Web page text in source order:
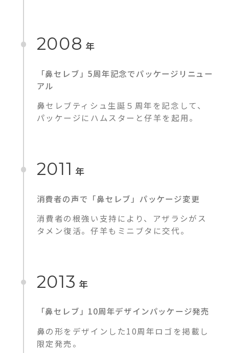
2008 年
「鼻セレブ」5周年記念でパッケージリニュー
アル
鼻セレブティシュ生誕５周年を記念して、
パッケージにハムスターと仔羊を起用。
2011 年
消費者の声で「鼻セレブ」パッケージ変更
消費者の根強い支持により、アザラシがス
タメン復活。仔羊もミニブタに交代。
2013 年
「鼻セレブ」10周年デザインパッケージ発売
鼻の形をデザインした10周年ロゴを掲載し
限定発売。